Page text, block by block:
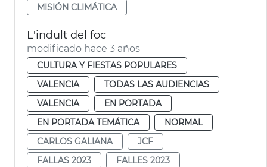
MISIÓN CLIMÁTICA
L'indult del foc
modificado hace 3 años
CULTURA Y FIESTAS POPULARES
VALENCIA
TODAS LAS AUDIENCIAS
VALENCIA
EN PORTADA
EN PORTADA TEMÁTICA
NORMAL
CARLOS GALIANA
JCF
FALLAS 2023
FALLES 2023